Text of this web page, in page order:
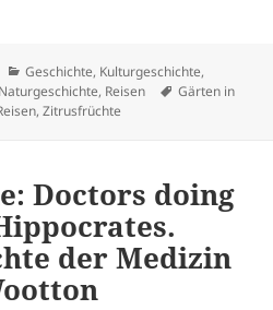
Kategorien
Geschichte, Kulturgeschichte,
Naturgeschichte, Reisen Schlagwörter
Gärten in
,Zitrusfrüchte
Doctors doing
der Medizin